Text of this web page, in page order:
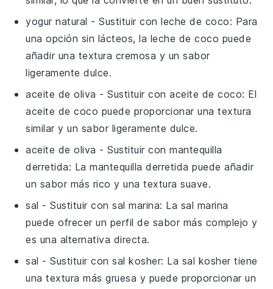
yogur natural - Sustituir conleche de coco: Para
una opción sin lácteos, la leche de coco puede
añadir una textura cremosa y un sabor
ligeramente dulce.
aceite de oliva - Sustituir conaceite de coco: El
aceite de coco puede proporcionar una textura
similar y un sabor ligeramente dulce.
aceite de oliva - Sustituir conmantequilla
derretida: La mantequilla derretida puede añadir
un sabor más rico y una textura suave.
sal - Sustituir consal marina: La sal marina
puede ofrecer un perfil de sabor más complejo y
es una alternativa directa.
sal - Sustituir consal kosher: La sal kosher tiene
una textura más gruesa y puede proporcionar un